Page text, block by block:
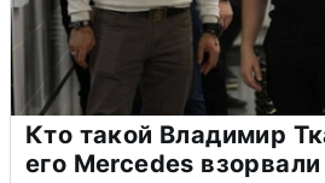
Кто такой Владимир
его Mercedes взорвали